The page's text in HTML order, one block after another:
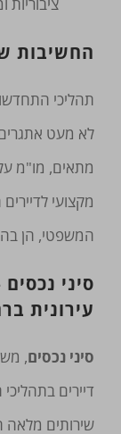
ציבוריות
החשיבות
תהליכי
לא מעט
מתאים, מו"מ על
מקצועי
המשפטי, הן
סיני
עירונית
סיני נכסים,
דיירים
שירותים מלאה